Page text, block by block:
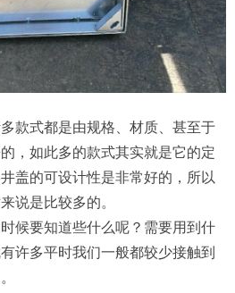
款式都是由规格、材质、甚至于
，如此多的款式其实就是它的定
盖的可设计性是非常好的，所以
说是比较多的。
候要知道些什么呢？需要用到什
许多平时我们一般都较少接触到